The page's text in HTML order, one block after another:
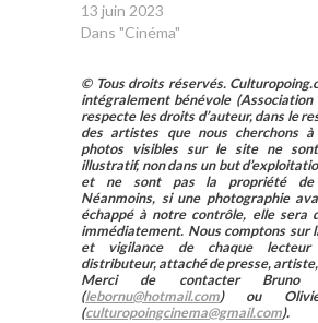
13 juin 2023
Dans "Cinéma"
© Tous droits réservés.
intégralement bénévole
respecte les droits d’auteur, dans le
des artistes que nous cherchons
photos visibles sur le site ne
illustratif, non dans un but
et ne sont pas la propriété de
Néanmoins, si une photographie
échappé à notre contrôle, elle sera
immédiatement. Nous comptons sur
et vigilance de chaque lecteur
distributeur, attaché de presse,
Merci de contacter Bruno
(lebornu@hotmail.com) ou
(culturopoingcinema@gmail.com).